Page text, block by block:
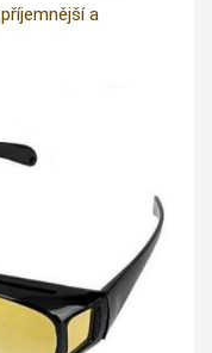
a